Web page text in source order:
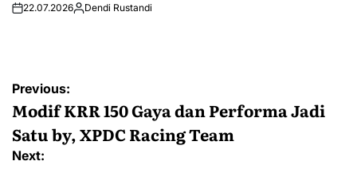
22.07.2026 Dendi Rustandi
Post
navigation
Previous:
Modif KRR 150 Gaya dan Performa Jadi
Satu by, XPDC Racing Team
Next: